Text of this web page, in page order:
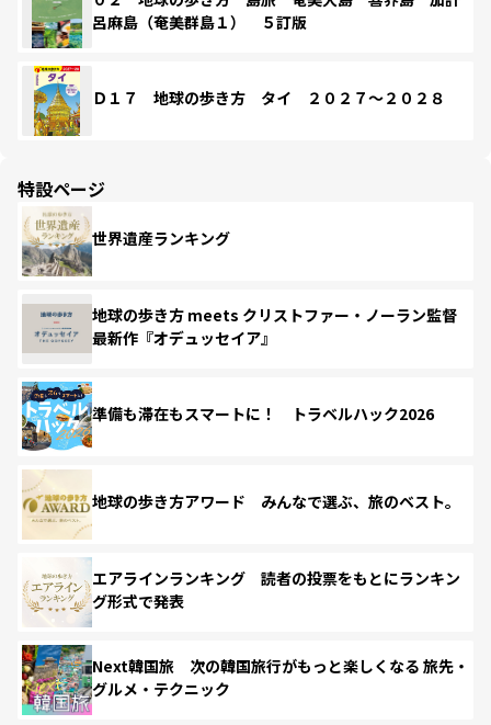
呂麻島（奄美群島１） ５訂版
Ｄ１７ 地球の歩き方 タイ ２０２７～２０２８
特設ページ
世界遺産ランキング
地球の歩き方 meets クリストファー・ノーラン監督
最新作『オデュッセイア』
準備も滞在もスマートに！ トラベルハック2026
地球の歩き方アワード みんなで選ぶ、旅のベスト。
エアラインランキング 読者の投票をもとにランキン
グ形式で発表
Next韓国旅 次の韓国旅行がもっと楽しくなる 旅先・
グルメ・テクニック